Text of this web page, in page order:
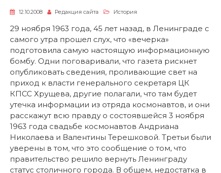
12.10.2008 Редакция сайта История
29 ноября 1963 года, 45 лет назад, в Ленинграде с
самого утра прошел слух, что «вечерка»
подготовила самую настоящую информационную
бомбу. Одни поговаривали, что газета рискнет
опубликовать сведения, проливающие свет на
приход к власти генерального секретаря ЦК
КПСС Хрущева, другие полагали, что там будет
утечка информации из отряда космонавтов, и они
расскажут всю правду о состоявшейся 3 ноября
1963 года свадьбе космонавтов Андриана
Николаева и Валентины Терешковой. Третьи были
уверены в том, что это сообщение о том, что
правительство решило вернуть Ленинграду
статус столичного города. В общем, недостатка в